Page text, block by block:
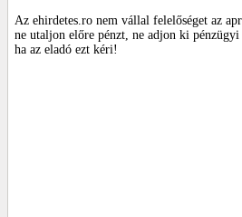
Az ehirdetes.ro nem vállal felelőséget az
ne utaljon előre pénzt, ne adjon ki
ha az eladó ezt kéri!